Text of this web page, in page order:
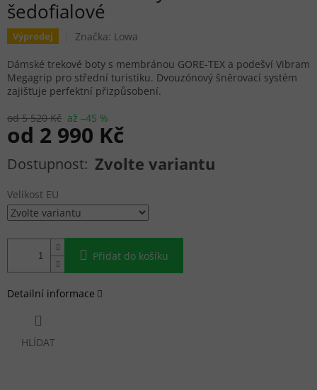
šedofialové
Výprodej Značka: Lowa
od 5 520 Kč až –45 %
od 2 990 Kč
Měrná cena: Zvolte variantu
Velikost EU
Přidat do košíku
Dámské trekové boty s membránou GORE-TEX a podešví Vibram
Megagrip pro střední turistiku. Dvouzónový šněrovací systém
zajišťuje perfektní přizpůsobení.
Detailní informace
HLÍDAT